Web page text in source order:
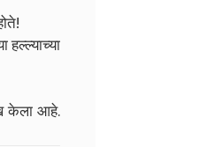
केला आहे.